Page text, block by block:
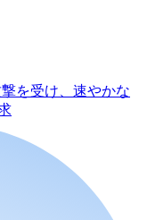
を受け、速やかな